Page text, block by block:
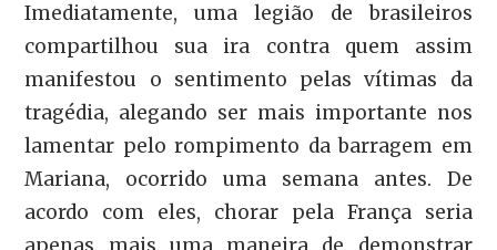
Imediatamente, uma legião de brasileiros
compartilhou sua ira contra quem assim
manifestou o sentimento pelas vítimas da
tragédia, alegando ser mais importante nos
lamentar pelo rompimento da barragem em
Mariana, ocorrido uma semana antes. De
acordo com eles, chorar pela França seria